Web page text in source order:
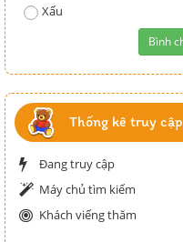
Xấu
Thống kê truy cập
Đang truy cập
Máy chủ tìm kiếm
Khách viếng thăm